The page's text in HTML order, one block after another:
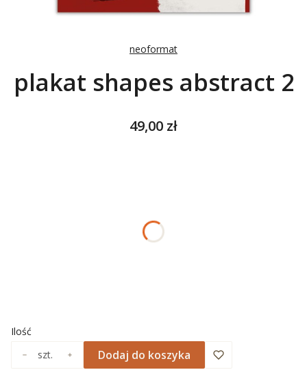
neoformat
plakat shapes abstract 2
Cena
49,00 zł
Ilość
szt.
Dodaj do koszyka